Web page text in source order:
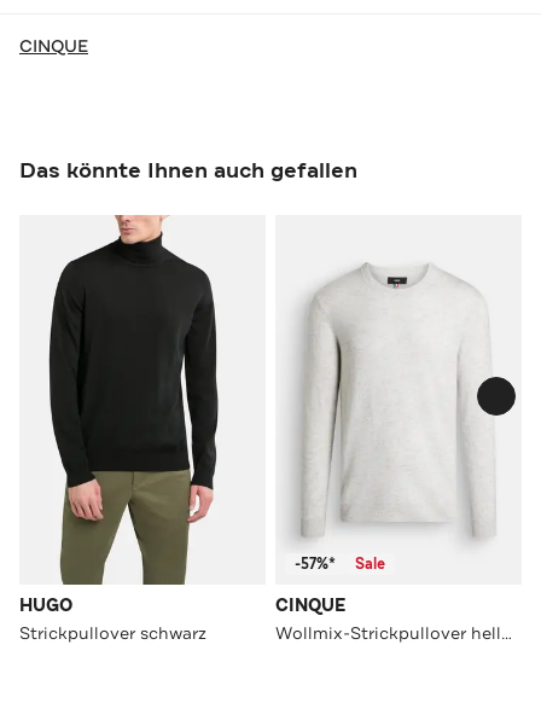
CINQUE
Das könnte Ihnen auch gefallen
HUGO
Strickpullover schwarz
-57%* Sale
CINQUE
Wollmix-Strickpullover hellgrau